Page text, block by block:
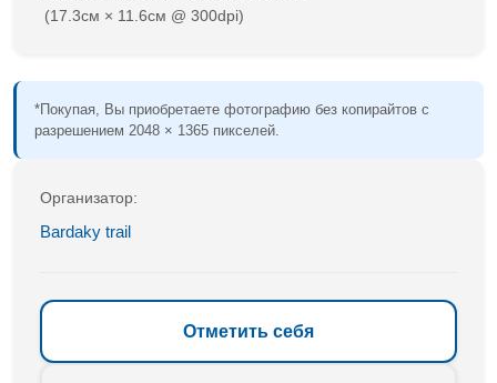
(17.3см × 11.6см @ 300dpi)
*Покупая, Вы приобретаете фотографию без копирайтов с
разрешением 2048 × 1365 пикселей.
Организатор:
Bardaky trail
Отметить себя